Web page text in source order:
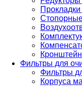
Фильтры для
Фильтры
Корпуса